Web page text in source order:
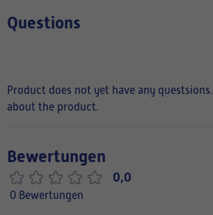
Questions
Product does not yet have any questsions.
about the product.
Bewertungen
0,0
0 Bewertungen